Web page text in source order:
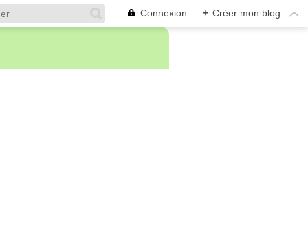
Connexion + Créer mon blog